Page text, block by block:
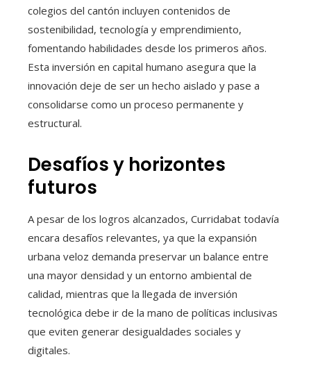
colegios del cantón incluyen contenidos de
sostenibilidad, tecnología y emprendimiento,
fomentando habilidades desde los primeros años.
Esta inversión en capital humano asegura que la
innovación deje de ser un hecho aislado y pase a
consolidarse como un proceso permanente y
estructural.
Desafíos y horizontes
futuros
A pesar de los logros alcanzados, Curridabat todavía
encara desafíos relevantes, ya que la expansión
urbana veloz demanda preservar un balance entre
una mayor densidad y un entorno ambiental de
calidad, mientras que la llegada de inversión
tecnológica debe ir de la mano de políticas inclusivas
que eviten generar desigualdades sociales y
digitales.